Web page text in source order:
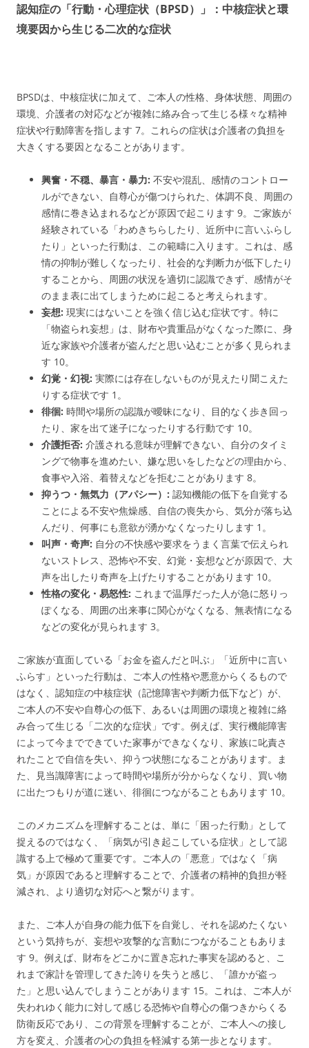
認知症の「行動・心理症状（BPSD）」：中核症状と環
境要因から生じる二次的な症状
BPSDは、中核症状に加えて、ご本人の性格、身体状態、周囲の
環境、介護者の対応などが複雑に絡み合って生じる様々な精神
症状や行動障害を指します 7。これらの症状は介護者の負担を
大きくする要因となることがあります。
興奮・不穏、暴言・暴力: 不安や混乱、感情のコントロー
ルができない、自尊心が傷つけられた、体調不良、周囲の
感情に巻き込まれるなどが原因で起こります 9。ご家族が
経験されている「わめきちらしたり、近所中に言いふらし
たり」といった行動は、この範疇に入ります。これは、感
情の抑制が難しくなったり、社会的な判断力が低下したり
することから、周囲の状況を適切に認識できず、感情がそ
のまま表に出てしまうために起こると考えられます。
妄想: 現実にはないことを強く信じ込む症状です。特に
「物盗られ妄想」は、財布や貴重品がなくなった際に、身
近な家族や介護者が盗んだと思い込むことが多く見られま
す 10。
幻覚・幻視: 実際には存在しないものが見えたり聞こえた
りする症状です 1 。
徘徊: 時間や場所の認識が曖昧になり、目的なく歩き回っ
たり、家を出て迷子になったりする行動です 10。
介護拒否: 介護される意味が理解できない、自分のタイミ
ングで物事を進めたい、嫌な思いをしたなどの理由から、
食事や入浴、着替えなどを拒むことがあります 8。
抑うつ・無気力（アパシー）: 認知機能の低下を自覚する
ことによる不安や焦燥感、自信の喪失から、気分が落ち込
んだり、何事にも意欲が湧かなくなったりします 1 。
叫声・奇声: 自分の不快感や要求をうまく言葉で伝えられ
ないストレス、恐怖や不安、幻覚・妄想などが原因で、大
声を出したり奇声を上げたりすることがあります 10。
性格の変化・易怒性: これまで温厚だった人が急に怒りっ
ぽくなる、周囲の出来事に関心がなくなる、無表情になる
などの変化が見られます 3。
ご家族が直面している「お金を盗んだと叫ぶ」「近所中に言い
ふらす」といった行動は、ご本人の性格や悪意からくるもので
はなく、認知症の中核症状（記憶障害や判断力低下など）が、
ご本人の不安や自尊心の低下、あるいは周囲の環境と複雑に絡
み合って生じる「二次的な症状」です。例えば、実行機能障害
によって今までできていた家事ができなくなり、家族に叱責さ
れたことで自信を失い、抑うつ状態になることがあります。ま
た、見当識障害によって時間や場所が分からなくなり、買い物
に出たつもりが道に迷い、徘徊につながることもあります 10。
このメカニズムを理解することは、単に「困った行動」として
捉えるのではなく、「病気が引き起こしている症状」として認
識する上で極めて重要です。ご本人の「悪意」ではなく「病
気」が原因であると理解することで、介護者の精神的負担が軽
減され、より適切な対応へと繋がります。
また、ご本人が自身の能力低下を自覚し、それを認めたくない
という気持ちが、妄想や攻撃的な言動につながることもありま
す 9。例えば、財布をどこかに置き忘れた事実を認めると、こ
れまで家計を管理してきた誇りを失うと感じ、「誰かが盗っ
た」と思い込んでしまうことがあります 15。これは、ご本人が
失われゆく能力に対して感じる恐怖や自尊心の傷つきからくる
防衛反応であり、この背景を理解することが、ご本人への接し
方を変え、介護者の心の負担を軽減する第一歩となります。